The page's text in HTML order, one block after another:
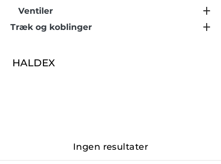
Ventiler
Træk og koblinger
HALDEX
Ingen resultater